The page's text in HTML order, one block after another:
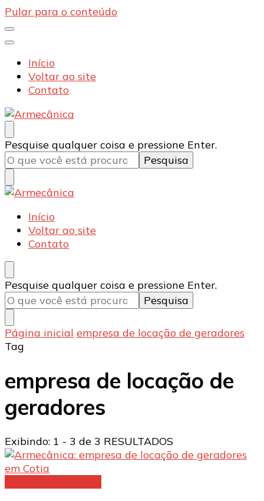
Pular para o conteúdo
Início
Voltar ao site
Contato
Armecânica
Blog
Procurando
algo?
Pesquise qualquer coisa e pressione Enter.
Armecânica
Blog
Início
Voltar ao site
Contato
Procurando
algo?
Pesquise qualquer coisa e pressione Enter.
Página inicial empresa de locação de geradores
Tag
empresa de locação de
geradores
Exibindo: 1 - 3 de 3 RESULTADOS